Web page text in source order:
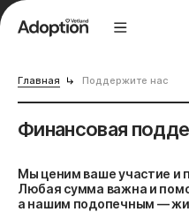
Главная Поддержите нас
Финансовая
Мы ценим ваше участие и
Любая сумма важна и
а нашим подопечным —